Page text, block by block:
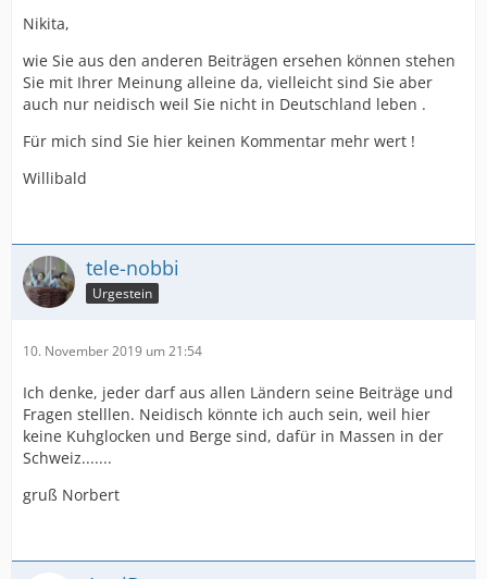
Nikita,
wie Sie aus den anderen Beiträgen ersehen können stehen
Sie mit Ihrer Meinung alleine da, vielleicht sind Sie aber
auch nur neidisch weil Sie nicht in Deutschland leben .
Für mich sind Sie hier keinen Kommentar mehr wert !
Willibald
tele-nobbi
Urgestein
10. November 2019 um 21:54
Ich denke, jeder darf aus allen Ländern seine Beiträge und
Fragen stelllen. Neidisch könnte ich auch sein, weil hier
keine Kuhglocken und Berge sind, dafür in Massen in der
Schweiz.......
gruß Norbert